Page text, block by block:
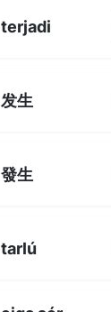
terjadi
发生
發生
tarlú